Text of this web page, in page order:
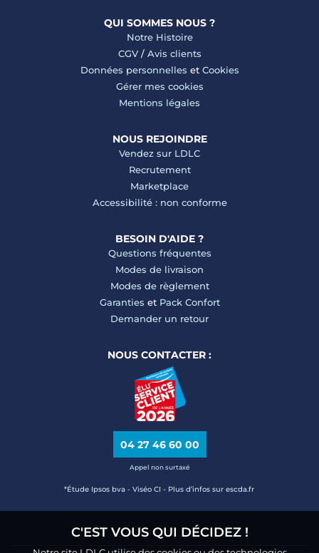
QUI SOMMES NOUS ?
Notre Histoire
CGV/ Avis clients
Données personnelles et Cookies
Gérer mes cookies
Mentions légales
NOUS REJOINDRE
Vendez sur LDLC
Recrutement
Marketplace
Accessibilité : non conforme
BESOIN D'AIDE ?
Questions fréquentes
Modes de livraison
Modes de règlement
Garanties et Pack Confort
Demander un retour
NOUS CONTACTER :
04 27 46 60 00
Appel non surtaxé
*Étude Ipsos bva - Viséo CI - Plus d’infos sur escda.fr
C'EST VOUS QUI DÉCIDEZ !